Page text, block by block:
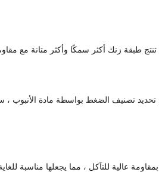
المجلفن بمقاومة عالية للتآكل ، مما يجعلها